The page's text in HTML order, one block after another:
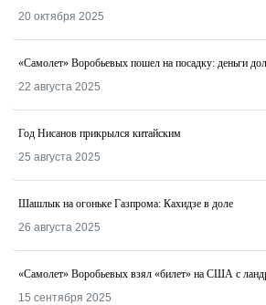
20 октября 2025
«Самолет» Воробьевых пошел на посадку: деньги
22 августа 2025
Год Нисанов прикрылся китайским
25 августа 2025
Шашлык на огоньке Газпрома: Кахидзе в доле
26 августа 2025
«Самолет» Воробьевых взял «билет» на США с
15 сентября 2025